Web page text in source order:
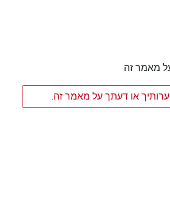
מאמר זה
או דעתך על מאמר זה.